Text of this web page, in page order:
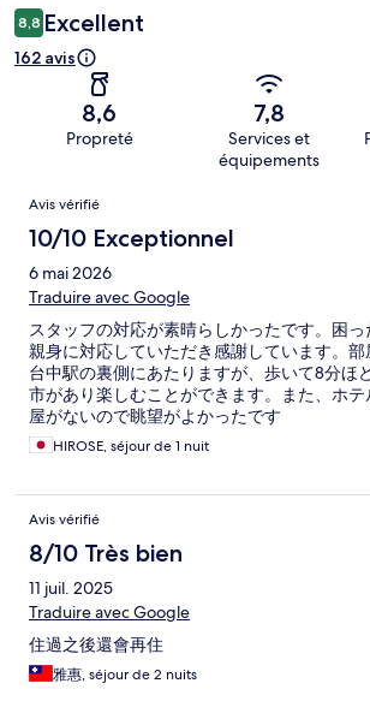
8,8 Excellent
162 avis
8,6
Propreté
7,8
Services et
équipements
Avis
Avis vérifié
10/10 Exceptionnel
6 mai 2026
Traduire avec Google
スタッフの対応が素晴らしかったです。困
親身に対応していただき感謝しています。部
台中駅の裏側にあたりますが、歩いて8分ほ
市があり楽しむことができます。また、ホ
屋がないので眺望がよかったです
HIROSE, séjour de 1 nuit
Avis vérifié
8/10 Très bien
11 juil. 2025
Traduire avec Google
住過之後還會再住
雅惠, séjour de 2 nuits